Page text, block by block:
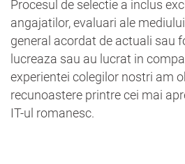
Procesul de selectie a inclus
angajatilor, evaluari ale
general acordat de actuali sau
lucreaza sau au lucrat in
experientei colegilor nostri am
recunoastere printre cei mai
IT-ul romanesc.